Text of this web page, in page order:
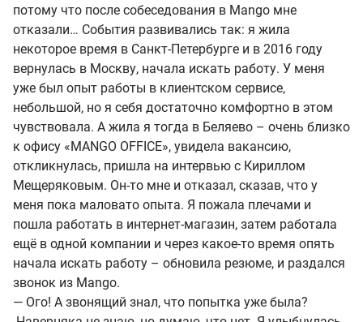
потому что после собеседования в Mango мне
отказали… События развивались так: я жила
некоторое время в Санкт-Петербурге и в 2016 году
вернулась в Москву, начала искать работу. У меня
уже был опыт работы в клиентском сервисе,
небольшой, но я себя достаточно комфортно в этом
чувствовала. А жила я тогда в Беляево – очень близко
к офису «MANGO OFFICE», увидела вакансию,
откликнулась, пришла на интервью с Кириллом
Мещеряковым. Он-то мне и отказал, сказав, что у
меня пока маловато опыта. Я пожала плечами и
пошла работать в интернет-магазин, затем работала
ещё в одной компании и через какое-то время опять
начала искать работу – обновила резюме, и раздался
звонок из Mango.
— Ого! А звонящий знал, что попытка уже была?